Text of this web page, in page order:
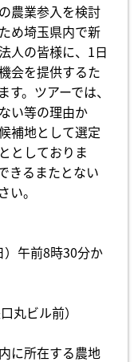
農業参入を検討
め埼玉県内で新
人の皆様に、1日
会を提供するた
。ツアーでは、
い等の理由か
補地として選定
としておりま
きるまたとない
。
午前8時30分か
丸ビル前）
所在する農地